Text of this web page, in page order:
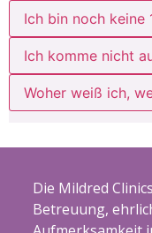
Ich bin noch keine
Ich komme nicht
Woher weiß ich,
Die Mildred
Betreuung,